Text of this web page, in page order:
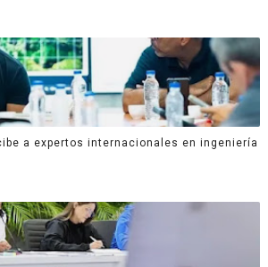
a expertos internacionales en ingeniería